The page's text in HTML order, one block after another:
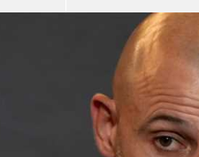
الدوري السعودي للمحترفين
دوري أبطال أوروبا
دوري أبطال إفريقيا
كل البطولات